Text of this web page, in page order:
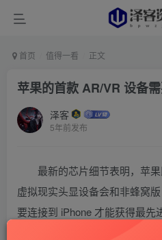
首页 值得一看 正文
苹果的首款 AR/VR 设备
泽客
5年前发布
最新的芯片细节表明，苹
虚拟现实头显设备会和非蜂窝
要连接到 iPhone 才能获得最先
成了 AR 芯片的设计工作，而